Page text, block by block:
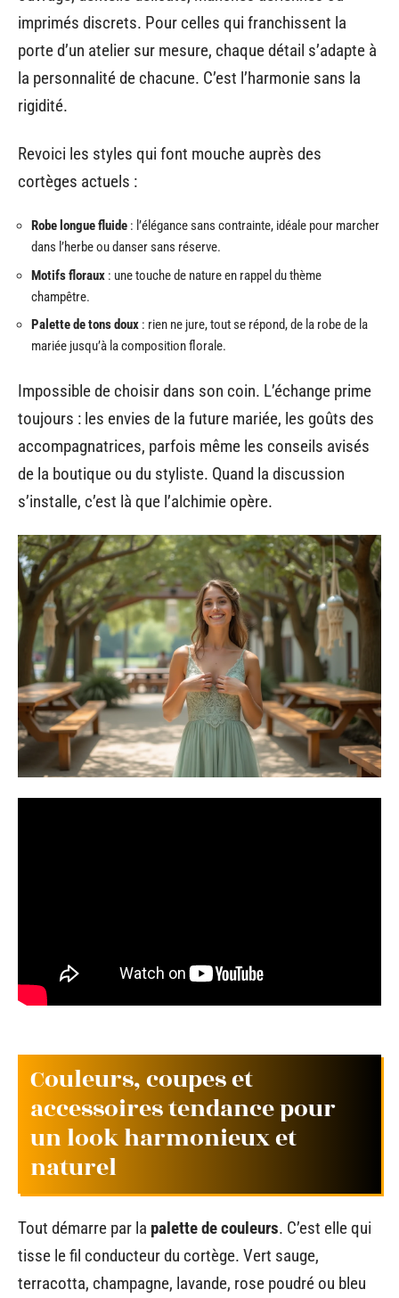
imprimés discrets. Pour celles qui franchissent la
porte d’un atelier sur mesure, chaque détail s’adapte à
la personnalité de chacune. C’est l’harmonie sans la
rigidité.
Revoici les styles qui font mouche auprès des
cortèges actuels :
Robe longue fluide : l’élégance sans contrainte, idéale pour marcher
dans l’herbe ou danser sans réserve.
Motifs floraux : une touche de nature en rappel du thème
champêtre.
Palette de tons doux : rien ne jure, tout se répond, de la robe de la
mariée jusqu’à la composition florale.
Impossible de choisir dans son coin. L’échange prime
toujours : les envies de la future mariée, les goûts des
accompagnatrices, parfois même les conseils avisés
de la boutique ou du styliste. Quand la discussion
s’installe, c’est là que l’alchimie opère.
Couleurs, coupes et
accessoires tendance pour
un look harmonieux et
naturel
Tout démarre par la palette de couleurs. C’est elle qui
tisse le fil conducteur du cortège. Vert sauge,
terracotta, champagne, lavande, rose poudré ou bleu